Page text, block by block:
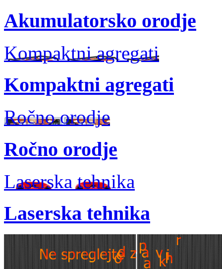
Akumulatorsko orodje
Kompaktni agregati
Kompaktni agregati
Ročno orodje
Ročno orodje
Laserska tehnika
Laserska tehnika